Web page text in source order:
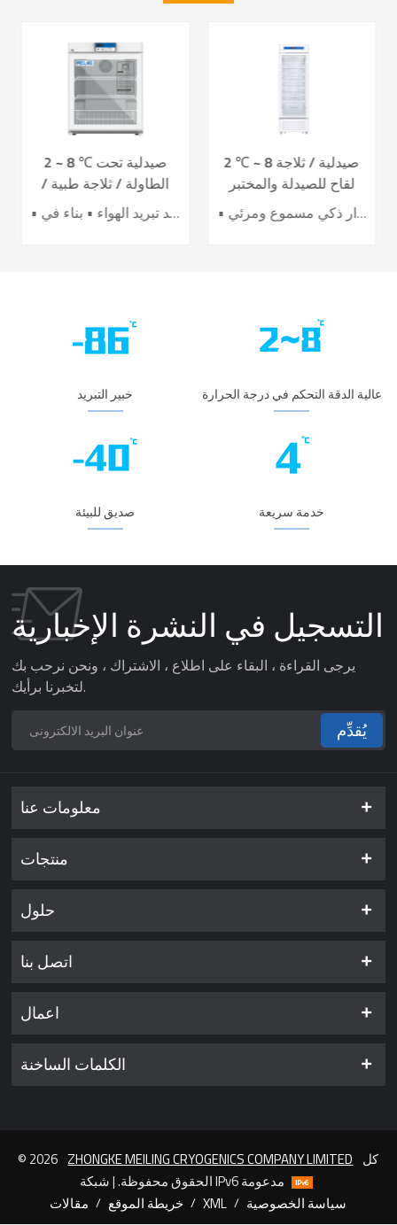
2 ~ 8 ℃ صيدلية تحت
الطاولة / ثلاجة طبية /
لقاح YC-130L
• نظام تحكم دقيق • نظام تبريد تبريد الهواء • بناء في USB datalogger • إنذارات سمعية وبصرية مثالية • تصميم عملية مريحة
2 ℃ ~ 8 صيدلية / ثلاجة
لقاح للصيدلة والمختبر
YC-395L
• أداء تبريد الهواء الرائد • تحسين كفاءة توفير الطاقة بنسبة 40٪ + • باب تسخين كهربائي لتأثير أفضل ضد التكثيف • 7 حساسات لدقة عالية للتحكم بدرجة الحرارة • نظام إنذار ذكي مسموع ومرئي
خبير التبريد عالية الدقة التحكم في درجة الحرارة
صديق للبيئة خدمة سريعة
التسجيل في النشرة الإخبارية
يرجى القراءة ، البقاء على اطلاع ، الاشتراك ، ونحن نرحب بك
لتخبرنا برأيك.
يُقدِّم
معلومات عنا
منتجات
حلول
اتصل بنا
اعمال
الكلمات الساخنة
© 2026 ZHONGKE MEILING CRYOGENICS COMPANY LIMITED
مقالات / خريطة الموقع / XML / سياسة الخصوصية